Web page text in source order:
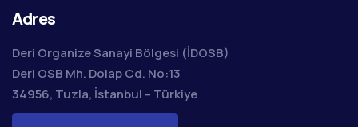
Adres
Deri Organize Sanayi Bölgesi (İDOSB)
Deri OSB Mh. Dolap Cd. No:13
34956, Tuzla, İstanbul – Türkiye